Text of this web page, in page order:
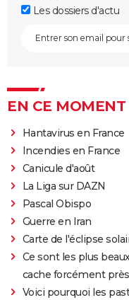
Les dossiers d'actu
EN CE MOMENT
Hantavirus en France
Incendies en France
Canicule d'août
La Liga sur DAZN
Pascal Obispo
Guerre en Iran
Carte de l'éclipse
Ce sont les plus
cache forcément
Voici pourquoi les